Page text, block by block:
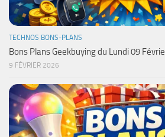
TECHNOS BONS-PLANS
Bons Plans Geekbuying du Lundi 09
9 FÉVRIER 2026